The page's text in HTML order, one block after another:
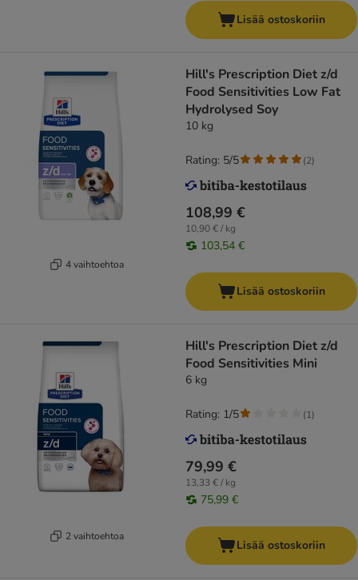
Lisää ostoskoriin
4 vaihtoehtoa
Hill's Prescription Diet z/d
Food Sensitivities Low Fat
Hydrolysed Soy
10 kg
108,99 €
10,90 € / kg
103,54 €
Rating: 5/5 (2)
Lisää ostoskoriin
2 vaihtoehtoa
Hill's Prescription Diet z/d
Food Sensitivities Mini
6 kg
79,99 €
13,33 € / kg
75,99 €
Rating: 1/5 (1)
Lisää ostoskoriin